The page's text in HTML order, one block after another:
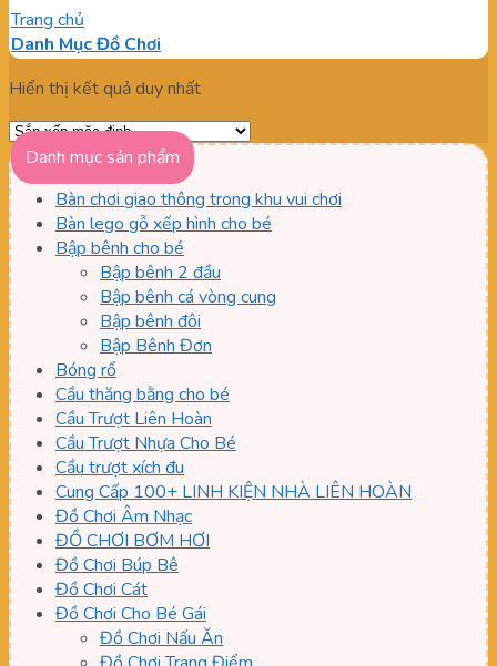
Trang chủ
Danh Mục Đồ Chơi
Hiển thị kết quả duy nhất
Danh mục sản phẩm
Bàn chơi giao thông trong khu vui chơi
Bàn lego gỗ xếp hình cho bé
Bập bênh cho bé
Bập bênh 2 đầu
Bập bênh cá vòng cung
Bập bênh đôi
Bập Bênh Đơn
Bóng rổ
Cầu thăng bằng cho bé
Cầu Trượt Liên Hoàn
Cầu Trượt Nhựa Cho Bé
Cầu trượt xích đu
Cung Cấp 100+ LINH KIỆN NHÀ LIÊN HOÀN
Đồ Chơi Âm Nhạc
ĐỒ CHƠI BƠM HƠI
Đồ Chơi Búp Bê
Đồ Chơi Cát
Đồ Chơi Cho Bé Gái
Đồ Chơi Nấu Ăn